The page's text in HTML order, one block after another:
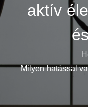
aktív
Milyen hatással